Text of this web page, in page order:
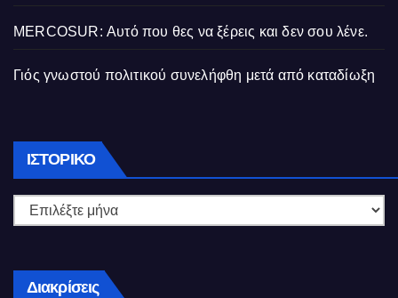
MERCOSUR: Αυτό που θες να ξέρεις και δεν σου λένε.
Γιός γνωστού πολιτικού συνελήφθη μετά από καταδίωξη
ΙΣΤΟΡΙΚΌ Ιστορικό
Διακρίσεις